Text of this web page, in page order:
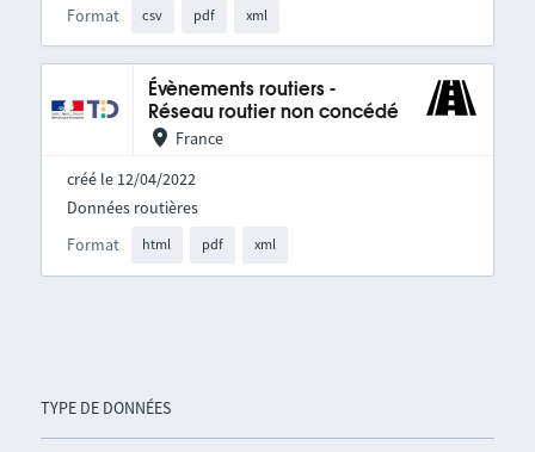
TYPE DE DONNÉES
Format csv pdf xml
Évènements routiers -
Réseau routier non concédé
France
créé le 12/04/2022
Format html pdf xml
Données routières